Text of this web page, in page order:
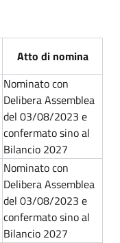
Atto di nomina
Nominato con
Delibera Assemblea
del 03/08/2023 e
confermato sino al
Bilancio 2027
Nominato con
Delibera Assemblea
del 03/08/2023 e
confermato sino al
Bilancio 2027